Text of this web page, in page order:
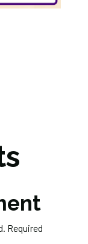
Required